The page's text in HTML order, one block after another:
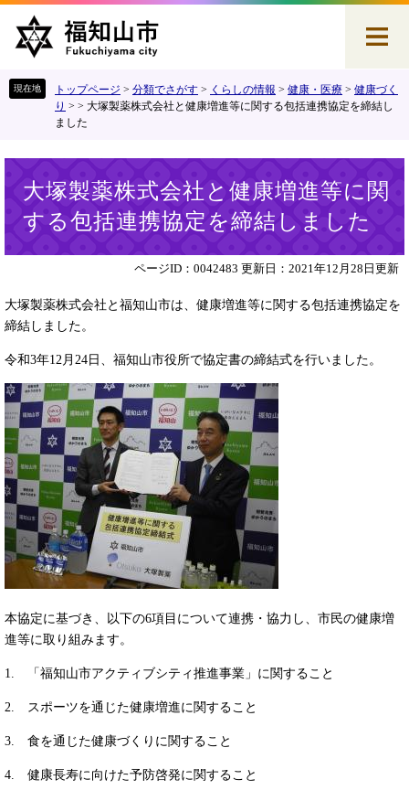
トップページ > 分類でさがす > くらしの情報 > 健康・医療 > 健康づく
り > > 大塚製薬株式会社と健康増進等に関する包括連携協定を締結し
ました
大塚製薬株式会社と健康増進等に関
する包括連携協定を締結しました
ページID：0042483 更新日：2021年12月28日更新
大塚製薬株式会社と福知山市は、健康増進等に関する包括連携協定を
締結しました。
令和3年12月24日、福知山市役所で協定書の締結式を行いました。
本協定に基づき、以下の6項目について連携・協力し、市民の健康増
進等に取り組みます。
1. 「福知山市アクティブシティ推進事業」に関すること
2. スポーツを通じた健康増進に関すること
3. 食を通じた健康づくりに関すること
4. 健康長寿に向けた予防啓発に関すること